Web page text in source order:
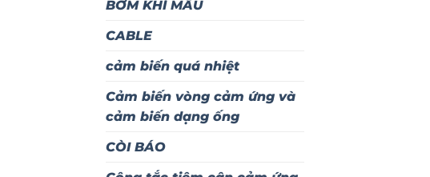
BƠM KHÍ MẪU
CABLE
cảm biến quá nhiệt
Cảm biến vòng cảm ứng và
cảm biến dạng ống
CÒI BÁO